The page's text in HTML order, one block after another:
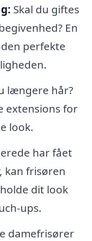
Skal du giftes
En
perfekte
længere hår?
extensions for
look.
har fået
kan frisøren
dit look
ups.
damefrisører